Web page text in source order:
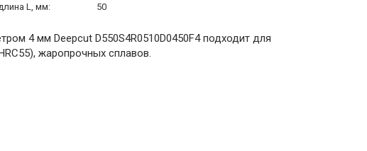
L, мм:
50
4 мм Deepcut D550S4R0510D0450F4 подходит для
жаропрочных сплавов.